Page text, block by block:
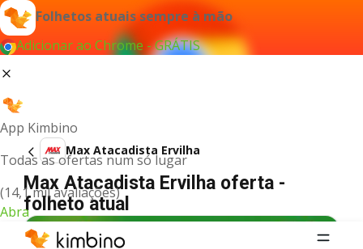
Folhetos atuais sempre à mão
Adicionar ao Chrome - GRÁTIS
App Kimbino
Todas as ofertas num só lugar
(14,1 mil avaliações)
Abra
Max Atacadista Ervilha
Max Atacadista Ervilha oferta -
folheto atual